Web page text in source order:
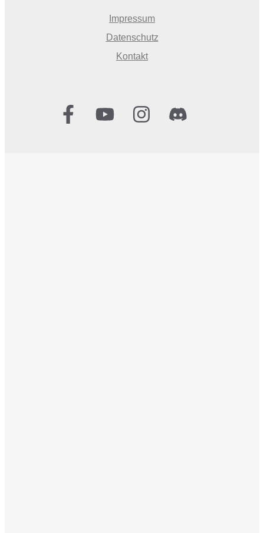
Impressum
Datenschutz
Kontakt